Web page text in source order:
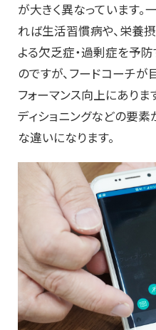
が大きく異なっています
れば生活習慣病や、栄養
よる欠乏症・過剰症を予
のですが、フードコーチ
フォーマンス向上にありま
ディショニングなどの要素
な違いになります。